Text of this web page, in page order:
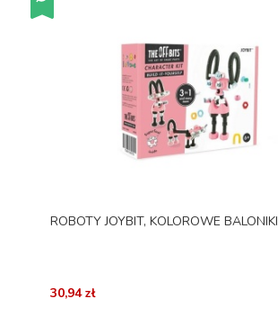
ROBOTY JOYBIT, KOLOROWE BALONIKI
30,94 zł